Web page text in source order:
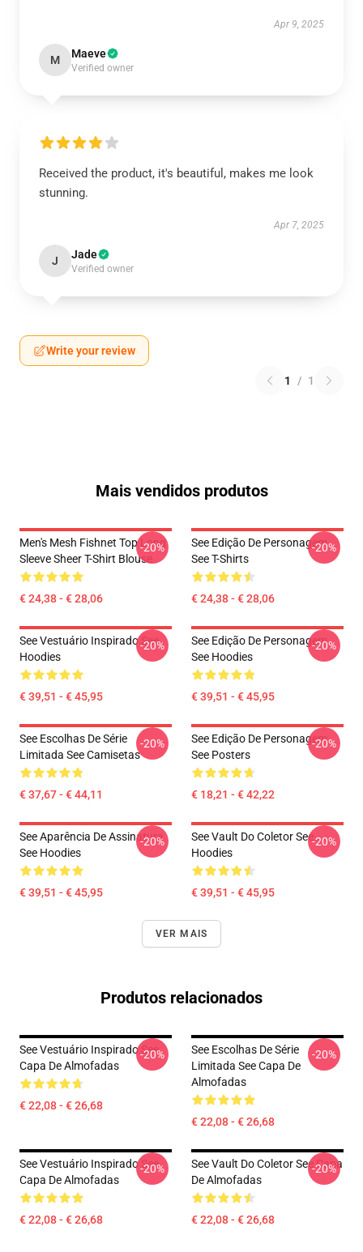
Apr 9, 2025
M Maeve
Verified owner
Received the product, it's beautiful, makes me look
stunning.
Apr 7, 2025
J Jade
Verified owner
Write your review
1 / 1
Mais vendidos produtos
Men's Mesh Fishnet Top Long
Sleeve Sheer T-Shirt Blouse
€ 24,38 - € 28,06
-20%
See Edição De Personagem
See T-Shirts
€ 24,38 - € 28,06
-20%
See Vestuário Inspirado See
Hoodies
€ 39,51 - € 45,95
-20%
See Edição De Personagem
See Hoodies
€ 39,51 - € 45,95
-20%
See Escolhas De Série
Limitada See Camisetas
€ 37,67 - € 44,11
-20%
See Edição De Personagem
See Posters
€ 18,21 - € 42,22
-20%
See Aparência De Assinatura
See Hoodies
€ 39,51 - € 45,95
-20%
See Vault Do Coletor See
Hoodies
€ 39,51 - € 45,95
-20%
VER MAIS
Produtos relacionados
See Vestuário Inspirado See
Capa De Almofadas
€ 22,08 - € 26,68
-20%
See Escolhas De Série
Limitada See Capa De
Almofadas
€ 22,08 - € 26,68
-20%
See Vestuário Inspirado See
Capa De Almofadas
€ 22,08 - € 26,68
-20%
See Vault Do Coletor See Capa
De Almofadas
€ 22,08 - € 26,68
-20%